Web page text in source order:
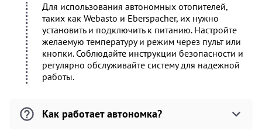
Для использования автономных отопителей,
таких как Webasto и Eberspacher, их нужно
установить и подключить к питанию. Настройте
желаемую температуру и режим через пульт или
кнопки. Соблюдайте инструкции безопасности и
регулярно обслуживайте систему для надежной
работы.
Как работает автономка?